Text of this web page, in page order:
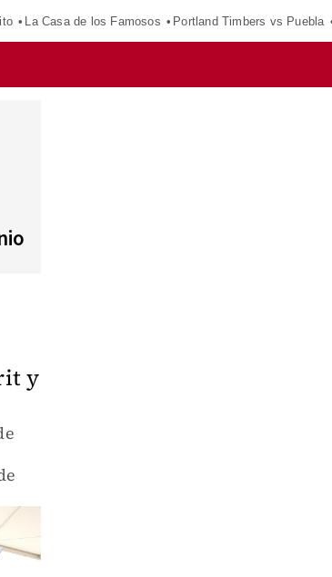
La Casa de los Famosos Portland Timbers vs Puebla
y